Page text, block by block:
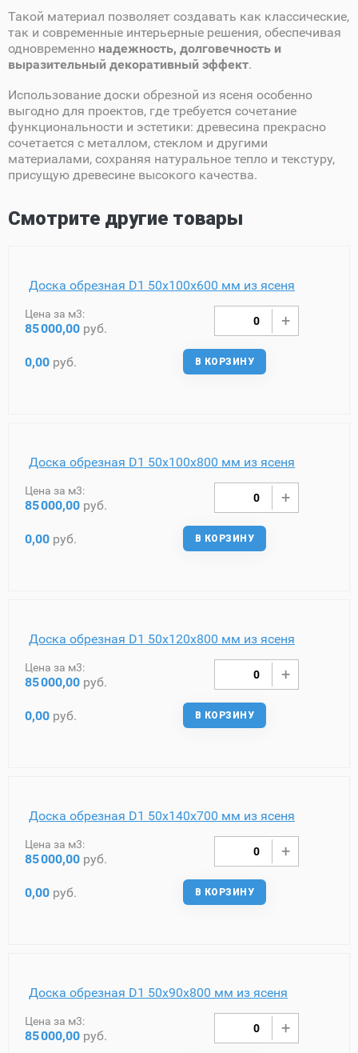
Такой материал позволяет создавать как классические,
так и современные интерьерные решения, обеспечивая
одновременно надежность, долговечность и
выразительный декоративный эффект.
Использование доски обрезной из ясеня особенно
выгодно для проектов, где требуется сочетание
функциональности и эстетики: древесина прекрасно
сочетается с металлом, стеклом и другими
материалами, сохраняя натуральное тепло и текстуру,
присущую древесине высокого качества.
Смотрите другие товары
Доска обрезная D1 50х100х600 мм из ясеня
Цена за м3:
85000,00 руб.
0,00 руб. В КОРЗИНУ
Доска обрезная D1 50х100х800 мм из ясеня
Цена за м3:
85000,00 руб.
0,00 руб. В КОРЗИНУ
Доска обрезная D1 50х120х800 мм из ясеня
Цена за м3:
85000,00 руб.
0,00 руб. В КОРЗИНУ
Доска обрезная D1 50х140х700 мм из ясеня
Цена за м3:
85000,00 руб.
0,00 руб. В КОРЗИНУ
Доска обрезная D1 50х90х800 мм из ясеня
Цена за м3:
85000,00 руб.